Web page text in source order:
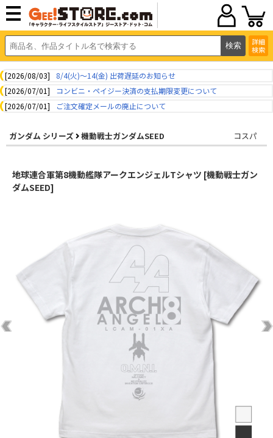
詳細
検索
[2026/08/03]
8/4(火)～14(金) 出荷遅延のお知らせ
[2026/07/01]
コンビニ・ペイジー決済の支払期限変更について
[2026/07/01]
ご注文確定メールの廃止について
ガンダム シリーズ 機動戦士ガンダムSEED コスパ
地球連合軍第8機動艦隊アークエンジェルTシャツ [機動戦士ガン
ダムSEED]